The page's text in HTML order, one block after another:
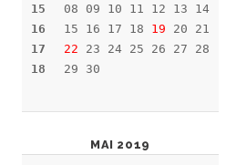
15
16
17
18
08 09 10 11 12 13 14
15 16 17 18 19 20 21
22 23 24 25 26 27 28
29 30
MAI 2019